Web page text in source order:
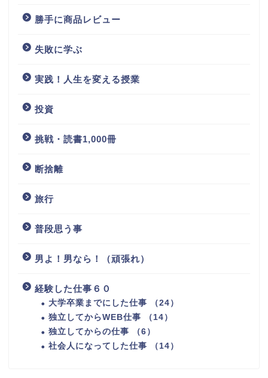
勝手に商品レビュー
失敗に学ぶ
実践！人生を変える授業
投資
挑戦・読書1,000冊
断捨離
旅行
普段思う事
男よ！男なら！（頑張れ）
経験した仕事６０
大学卒業までにした仕事 （24）
独立してからWEB仕事 （14）
独立してからの仕事 （6）
社会人になってした仕事 （14）